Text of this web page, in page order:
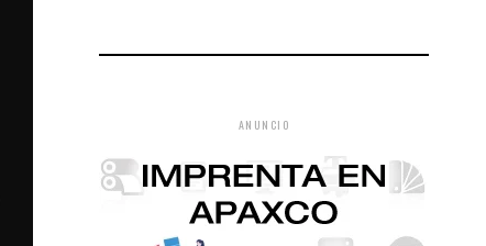
ANUNCIO